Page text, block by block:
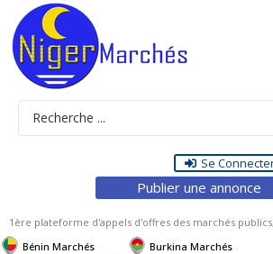
Se
Publier une annonce
1ère plateforme d'appels d'offres des marchés
Bénin Marchés
Burkina Marchés